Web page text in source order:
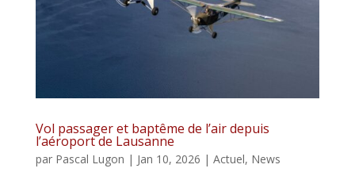
Vol passager et baptême de l’air depuis
l’aéroport de Lausanne
par Pascal Lugon | Jan 10, 2026 | Actuel, News